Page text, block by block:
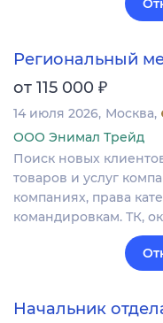
Региональный
от 115 000 ₽
14 июля 2026 Москва
ООО Энимал Трейд
Поиск новых
товаров и услуг
компаниях, права
командировкам. ТК,
Начальник